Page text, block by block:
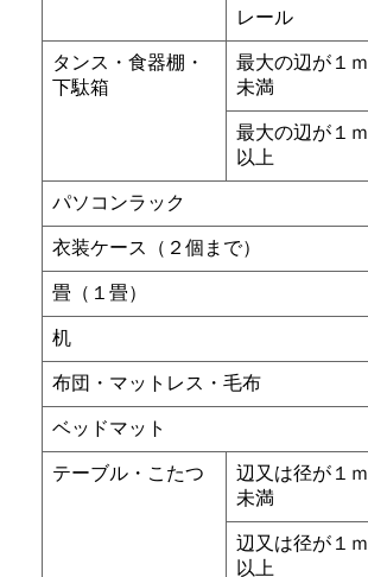
レール
タンス・食器棚・
下駄箱
最大の辺が１ｍ
未満
最大の辺が１ｍ
以上
パソコンラック
衣装ケース（２個まで）
畳（１畳）
机
布団・マットレス・毛布
ベッドマット
テーブル・こたつ
辺又は径が１ｍ
未満
辺又は径が１ｍ
以上